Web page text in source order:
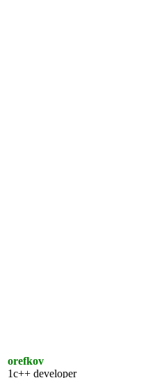
orefkov
1c++ developer